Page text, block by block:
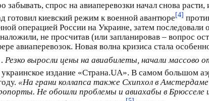
забывать, спрос на авиаперевозки начал снова
готовил киевский режим к военной авантюре[4]
операцией России на Украине, затем последовали
не просчитав (или запланировав – вопрос
авиаперевозок. Новая волна кризиса стала
Резко выросли цены на авиабилеты, начали
издание «Страна.UA». В самом большом
«На грани коллапса также Схипхол в
Не обошли проблемы и авиахабы в